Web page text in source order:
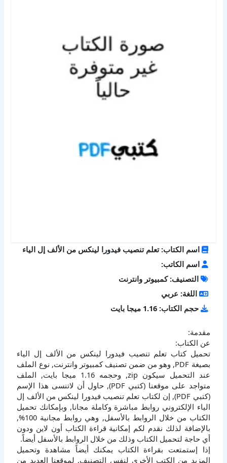
اسم الكتاب: تعلم تنصيب فيدورا لينكس من الألف إل الياء
اسم الكاتب:
التصنيف: كمبيوتر وانترنت
اللغة: عربي
حجم الكتاب: 1.16 ميجا بايت
مقدمة:
عن الكتاب:
تحميل كتاب تعلم تنصيب فيدورا لينكس من الألف إل الياء
بصيغة PDF, وهو من ضمن تصنيف كمبيوتر وانترنت, نوع الملف
عند التحميل سيكون zip, وحجمه 1.16 ميجا بايت, الملف
متواجد على موقعنا (كتبي PDF), حاول أن لاتنسى هذا الإسم
(كتبي PDF), إن لكتاب تعلم تنصيب فيدورا لينكس من الألف إل
الياء الإلكتروني روابط مباشرة وكاملة مجانا, وبإمكانك تحميل
الكتاب من خلال الروابط بالأسفل, وهي روابط مجانية 100%,
بالإضافة لذلك نقدم لكم إمكانية قراءة الكتاب أون لاين ودون
أي حاجة لتحميل الكتاب وذلك من خلال الروابط بالأسفل أيضاً.
إذا إستمتعت بقراءة الكتاب يمكنك أيضاً مشاهدة وتحميل
المزيد من الكتب الأخرى لنفس التصنيف, لموقعنا العديد من